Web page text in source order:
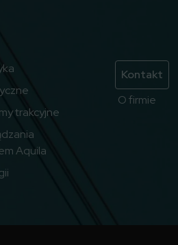
trakcyjne
Aquila
Kontakt
O firmie